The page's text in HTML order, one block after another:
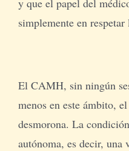
simplemente en
El CAMH, sin ningún
menos en este ámbito,
desmorona. La
autónoma, es decir, una